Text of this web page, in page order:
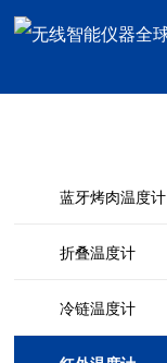
蓝牙烤肉温度计
折叠温度计
冷链温度计